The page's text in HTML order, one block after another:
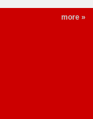
more »